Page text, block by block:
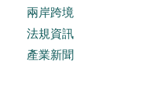
兩岸跨境
法規資訊
產業新聞